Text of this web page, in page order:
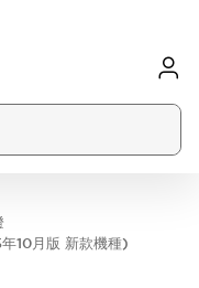
10月版 新款機種)